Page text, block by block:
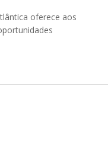
oferece aos